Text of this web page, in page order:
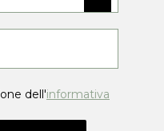
dell'informativa